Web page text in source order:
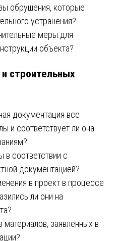
обрушения, которые
устранения?
меры для
объекта?
строительных
документация все
и соответствует ли она
в соответствии с
документацией?
в проект в процессе
ли они на
материалов, заявленных в